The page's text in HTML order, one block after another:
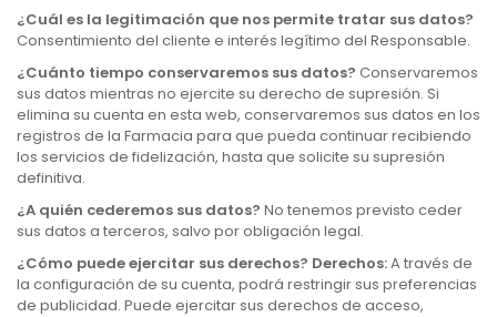
¿Cuál es la legitimación que nos permite tratar sus datos?
Consentimiento del cliente e interés legítimo del Responsable.
¿Cuánto tiempo conservaremos sus datos? Conservaremos
sus datos mientras no ejercite su derecho de supresión. Si
elimina su cuenta en esta web, conservaremos sus datos en los
registros de la Farmacia para que pueda continuar recibiendo
los servicios de fidelización, hasta que solicite su supresión
definitiva.
¿A quién cederemos sus datos? No tenemos previsto ceder
sus datos a terceros, salvo por obligación legal.
¿Cómo puede ejercitar sus derechos? Derechos:A través de
la configuración de su cuenta, podrá restringir sus preferencias
de publicidad. Puede ejercitar sus derechos de acceso,